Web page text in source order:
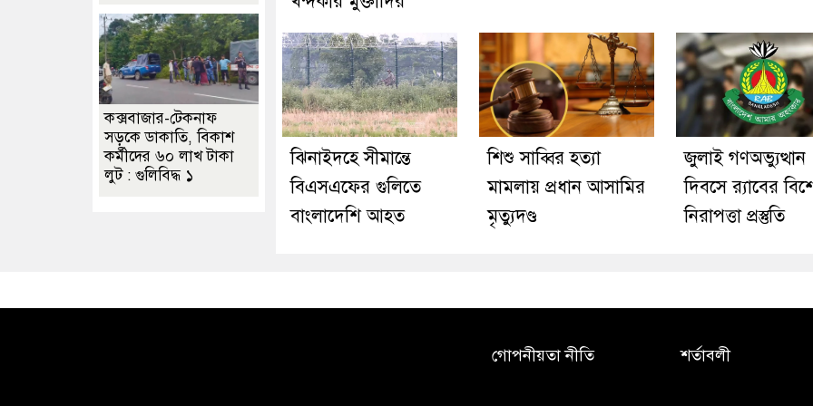
ঝিনাইদহে সীমান্তে
বিএসএফের গুলিতে
বাংলাদেশি আহত
শিশু সাব্বির হত্যা
মামলায় প্রধান আসামির
মৃত্যুদণ্ড
জুলাই গণঅভ্যুত্থান
দিবসে র‌্যাবের
নিরাপত্তা প্রস্তুতি
কক্সবাজার-টেকনাফ
সড়কে ডাকাতি, বিকাশ
কর্মীদের ৬০ লাখ টাকা
লুট : গুলিবিদ্ধ ১
গোপনীয়তা নীতি শর্তাবলী